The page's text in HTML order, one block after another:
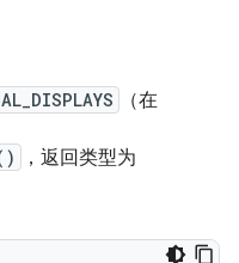
（在
，返回类型为